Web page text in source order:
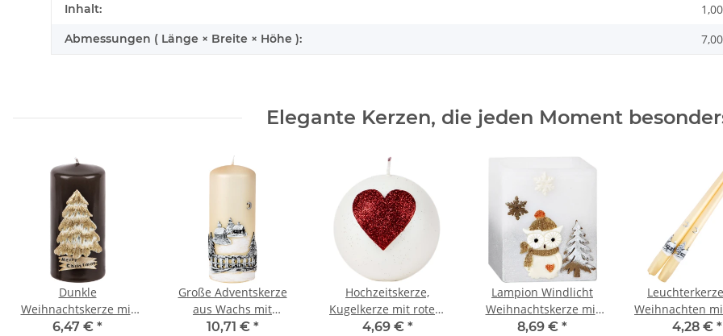
Inhalt:
Abmessungen ( Länge × Breite × Höhe ):
Elegante Kerzen, die jeden Moment
Dunkle
Weihnachtskerze mit
goldenem
6,47 € *
Große Adventskerze
aus Wachs mit
Weihnachtsmotiv aus
10,71 € *
Hochzeitskerze,
Kugelkerze mit rotem
Herz als Liebesbeweis
4,69 € *
Lampion Windlicht
Weihnachtskerze mit
Eulenmotiv und
8,69 € *
Weihnachten
aus Wachs,
4,28 € *